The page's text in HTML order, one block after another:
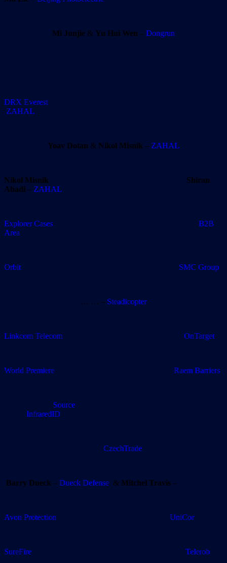
Mi Junjie & Yu Hui Wen – Dongrun
DRX Everest
ZAHAL
Yoav Dotan & Nikol Misnik – ZAHAL
Nikol Misnik
Shiran
Abadi – ZAHAL
Explorer Cases
B2B
Area
Orbit SMC Group
… … – Steadicopter
Linkcom Telecom OnTarget
World Premiere Raem Barriers
Source
InfraredID
CzechTrade
Barry Dueck – Dueck Defense & Mitchel Travis –
Avon Protection UniCor
SureFire Telerob